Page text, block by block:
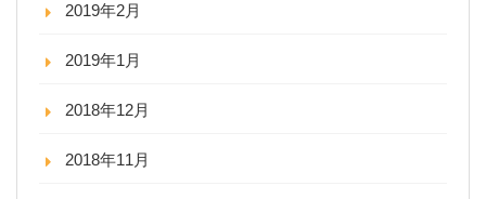
2019年2月
2019年1月
2018年12月
2018年11月